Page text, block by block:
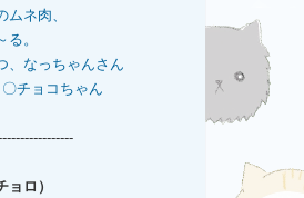
ムネ肉、
る。
、なっちゃんさん
チョコちゃん
ロ）